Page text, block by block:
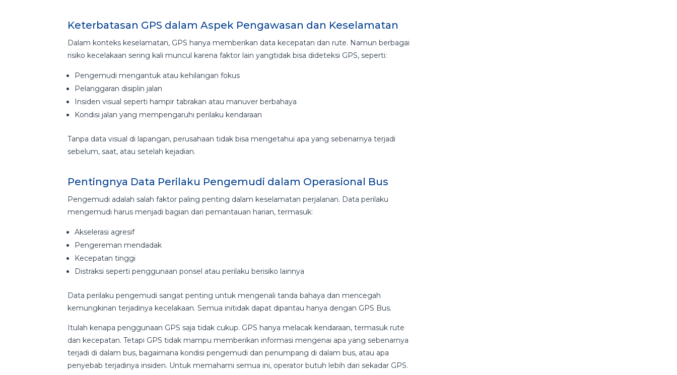
Keterbatasan GPS dalam Aspek Pengawasan dan Keselamatan
Dalam konteks keselamatan, GPS hanya memberikan data kecepatan dan rute. Namun berbagai
risiko kecelakaan sering kali muncul karena faktor lain yangtidak bisa dideteksi GPS, seperti:
Pengemudi mengantuk atau kehilangan fokus
Pelanggaran disiplin jalan
Insiden visual seperti hampir tabrakan atau manuver berbahaya
Kondisi jalan yang mempengaruhi perilaku kendaraan
Tanpa data visual di lapangan, perusahaan tidak bisa mengetahui apa yang sebenarnya terjadi
sebelum, saat, atau setelah kejadian.
Pentingnya Data Perilaku Pengemudi dalam Operasional Bus
Pengemudi adalah salah faktor paling penting dalam keselamatan perjalanan. Data perilaku
mengemudi harus menjadi bagian dari pemantauan harian, termasuk:
Akselerasi agresif
Pengereman mendadak
Kecepatan tinggi
Distraksi seperti penggunaan ponsel atau perilaku berisiko lainnya
Data perilaku pengemudi sangat penting untuk mengenali tanda bahaya dan mencegah
kemungkinan terjadinya kecelakaan. Semua initidak dapat dipantau hanya dengan GPS Bus.
Itulah kenapa penggunaan GPS saja tidak cukup. GPS hanya melacak kendaraan, termasuk rute
dan kecepatan. Tetapi GPS tidak mampu memberikan informasi mengenai apa yang sebenarnya
terjadi di dalam bus, bagaimana kondisi pengemudi dan penumpang di dalam bus, atau apa
penyebab terjadinya insiden. Untuk memahami semua ini, operator butuh lebih dari sekadar GPS.